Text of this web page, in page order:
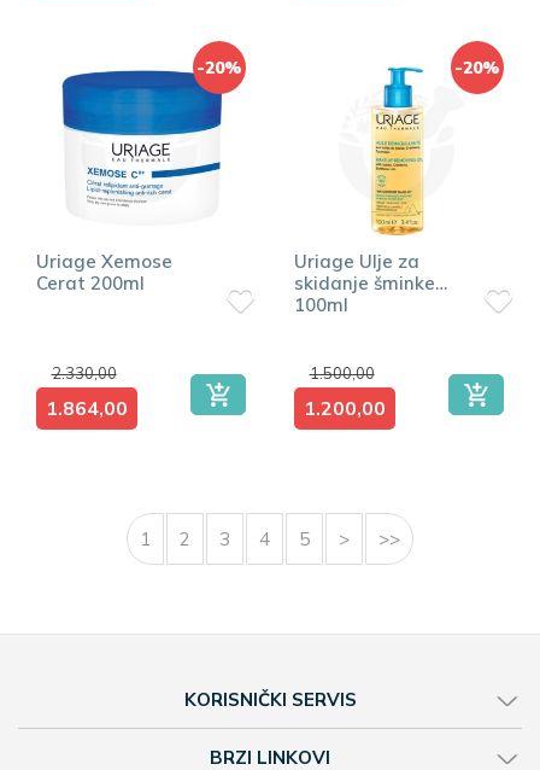
-20%
Uriage Xemose
Cerat 200ml
2.330,00
1.864,00
-20%
Uriage Ulje za
skidanje šminke
100ml
1.500,00
1.200,00
1 2 3 4 5 > >>
KORISNIČKI SERVIS
BRZI LINKOVI